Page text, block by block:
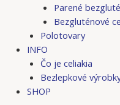
Parené
Bezgluténové
Polotovary
INFO
Čo je celiakia
Bezlepkové
SHOP